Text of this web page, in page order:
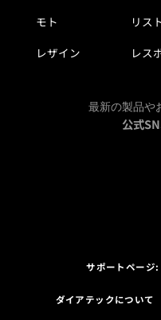
モト
リス
レザイン
レス
最新の製品や
公式
サポートページ
ダイアテックについて